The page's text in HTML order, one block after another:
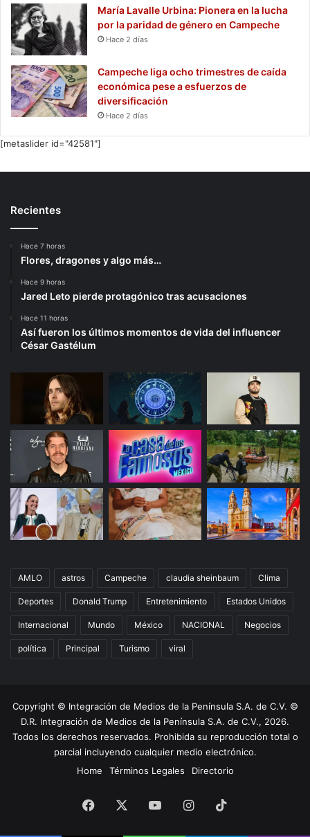
María Lavalle Urbina: Pionera en la lucha
por la paridad de género en Campeche
Hace 2 días
Campeche liga ocho trimestres de caída
económica pese a esfuerzos de
diversificación
Hace 2 días
[metaslider id="42581"]
Recientes
Hace 7 horas
Flores, dragones y algo más…
Hace 9 horas
Jared Leto pierde protagónico tras acusaciones
Hace 11 horas
Así fueron los últimos momentos de vida del influencer
César Gastélum
AMLO astros Campeche claudia sheinbaum Clima
Deportes Donald Trump Entretenimiento Estados Unidos
Internacional Mundo México NACIONAL Negocios
política Principal Turismo viral
Copyright © Integración de Medios de la Península S.A. de C.V. ©
D.R. Integración de Medios de la Península S.A. de C.V., 2026.
Todos los derechos reservados. Prohibida su reproducción total o
parcial incluyendo cualquier medio electrónico.
Home
Términos Legales Directorio
Facebook YouTubeInstagram